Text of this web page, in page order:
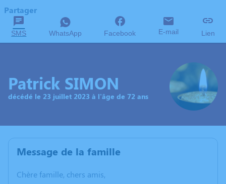
Partager
SMS WhatsApp Facebook E-mail Lien
Patrick SIMON
décédé le 23 juillet 2023 à l'âge de 72 ans
Message de la famille
Chère famille, chers amis,